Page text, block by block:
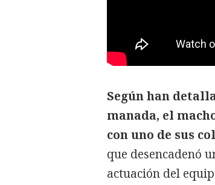
Según han
manada, el
con uno de sus
que desencadenó
actuación del